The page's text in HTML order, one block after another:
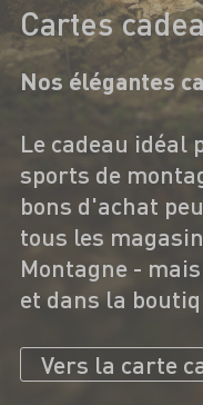
Cartes
Nos élégantes
Le cadeau idéal
sports de
bons d'achat
tous les
Montagne -
et dans la
Vers la carte